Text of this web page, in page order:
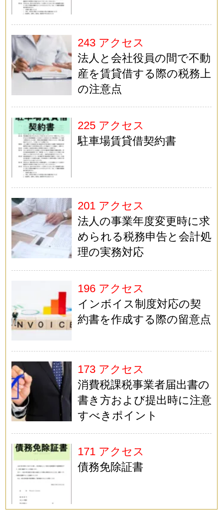
243 アクセス
法人と会社役員の間で不動
産を賃貸借する際の税務上
の注意点
225 アクセス
駐車場賃貸借契約書
201 アクセス
法人の事業年度変更時に求
められる税務申告と会計処
理の実務対応
196 アクセス
インボイス制度対応の契
約書を作成する際の留意点
173 アクセス
消費税課税事業者届出書の
書き方および提出時に注意
すべきポイント
171 アクセス
債務免除証書